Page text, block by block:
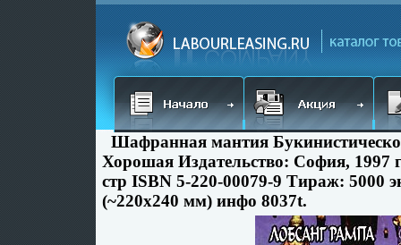
Шафранная мантия
Хорошая Издательство: София, 1997
стр ISBN 5-220-00079-9 Тираж: 5000
(~220x240 мм) инфо 8037t.